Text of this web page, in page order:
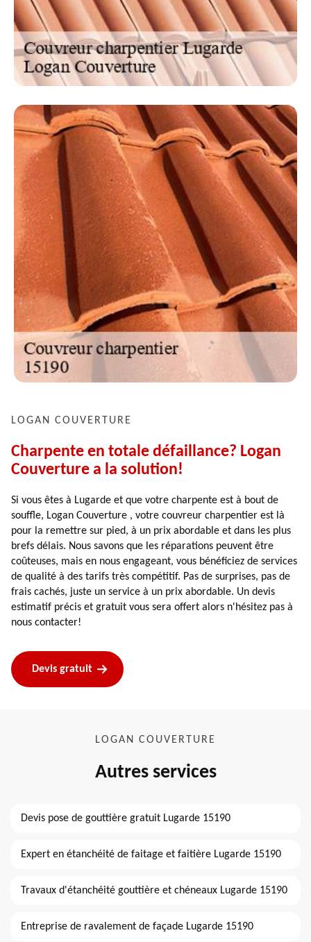
LOGAN COUVERTURE
Charpente en totale défaillance? Logan
Couverture a la solution!
Si vous êtes à Lugarde et que votre charpente est à bout de
souffle, Logan Couverture , votre couvreur charpentier est là
pour la remettre sur pied, à un prix abordable et dans les plus
brefs délais. Nous savons que les réparations peuvent être
coûteuses, mais en nous engageant, vous bénéficiez de services
de qualité à des tarifs très compétitif. Pas de surprises, pas de
frais cachés, juste un service à un prix abordable. Un devis
estimatif précis et gratuit vous sera offert alors n'hésitez pas à
nous contacter!
Devis gratuit
LOGAN COUVERTURE
Autres services
Devis pose de gouttière gratuit Lugarde 15190
Expert en étanchéité de faitage et faitière Lugarde 15190
Travaux d'étanchéité gouttière et chéneaux Lugarde 15190
Entreprise de ravalement de façade Lugarde 15190